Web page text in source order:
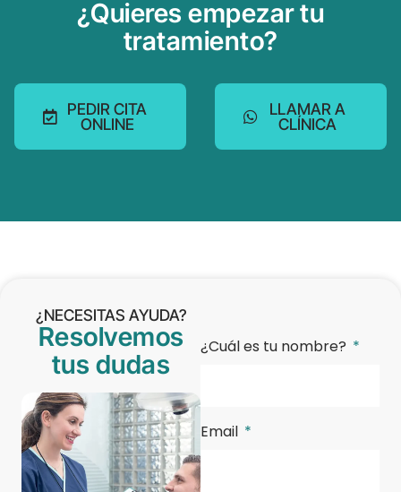
¿Quieres empezar tu
tratamiento?
PEDIR CITA
ONLINE
LLAMAR A
CLÍNICA
¿NECESITAS AYUDA?
Resolvemos
tus dudas
¿Cuál es tu nombre?
Email